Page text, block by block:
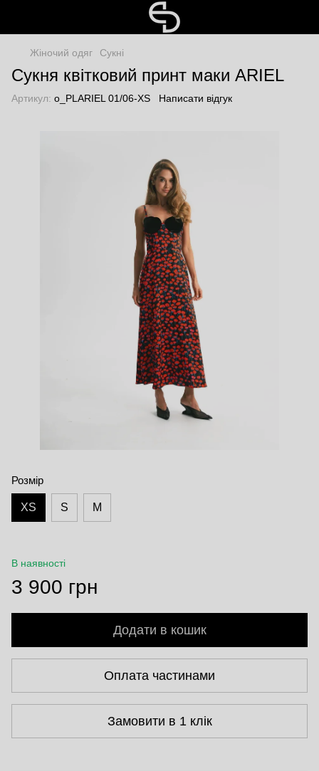
Жіночий одяг Сукні
Сукня квітковий принт маки ARIEL
Артикул: o_PLARIEL 01/06-XS Написати відгук
Розмір
XS S M
В наявності
3 900 грн
Додати в кошик
Оплата частинами
Замовити в 1 клік